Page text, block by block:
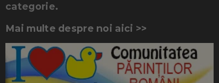
categorie.
Mai multe despre noi aici >>